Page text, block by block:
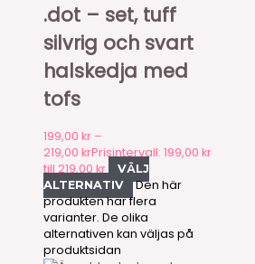
.dot – set, tuff
silvrig och svart
halskedja med
tofs
199,00 kr –
219,00 krPrisintervall: 199,00 kr
till 219,00 kr
VÄLJ
ALTERNATIV
Den här
produkten har flera
varianter. De olika
alternativen kan väljas på
produktsidan